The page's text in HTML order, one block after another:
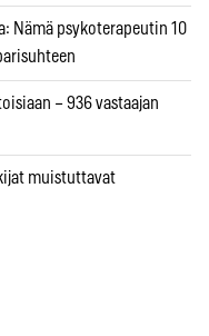
Nämä psykoterapeutin 10
– 936 vastaajan
muistuttavat